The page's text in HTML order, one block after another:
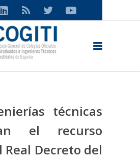
técnicas
el recurso
Decreto del